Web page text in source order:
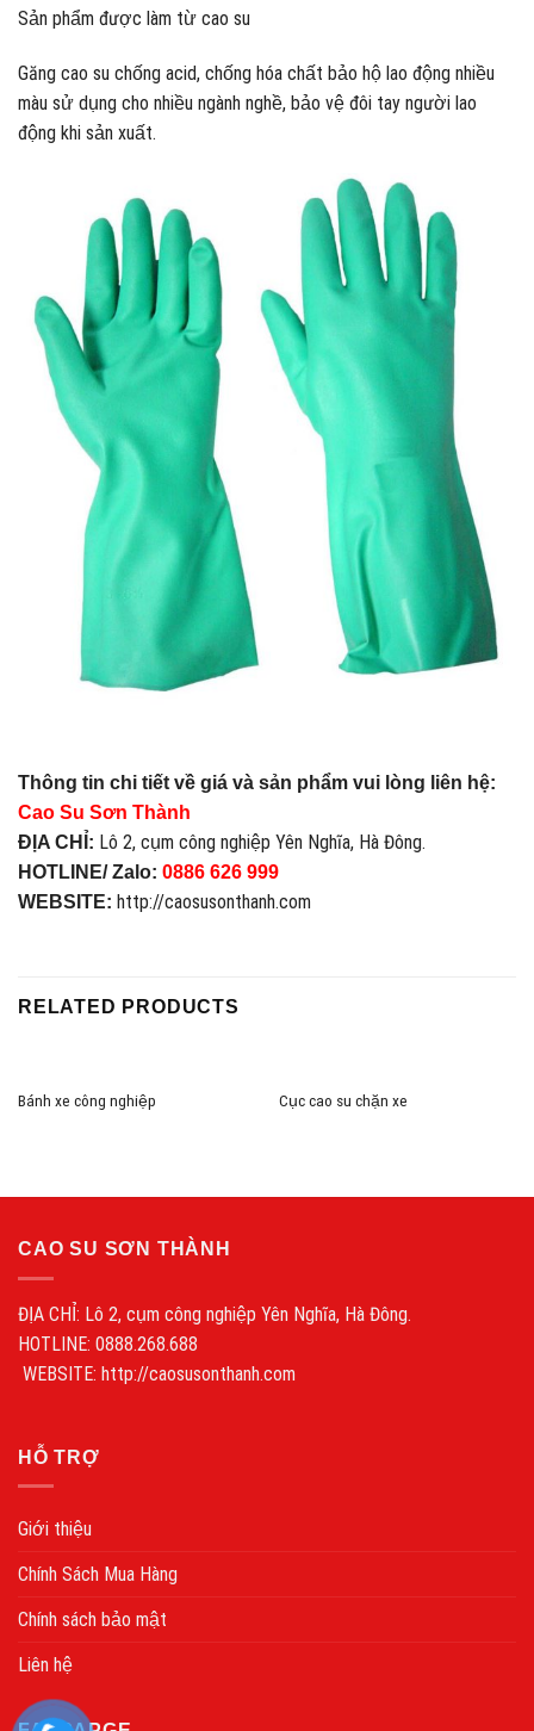
Sản phẩm được làm từ cao su
Găng cao su chống acid, chống hóa chất bảo hộ lao động nhiều
màu sử dụng cho nhiều ngành nghề, bảo vệ đôi tay người lao
động khi sản xuất.
Thông tin chi tiết về giá và sản phẩm vui lòng liên hệ:
Cao Su Sơn Thành
ĐỊA CHỈ: Lô 2, cụm công nghiệp Yên Nghĩa, Hà Đông.
HOTLINE/ Zalo: 0886 626 999
WEBSITE: http://caosusonthanh.com
RELATED PRODUCTS
Bánh xe công nghiệp Cục cao su chặn xe
CAO SU SƠN THÀNH
ĐỊA CHỈ: Lô 2, cụm công nghiệp Yên Nghĩa, Hà Đông.
HOTLINE: 0888.268.688
WEBSITE: http://caosusonthanh.com
HỖ TRỢ
Giới thiệu
Chính Sách Mua Hàng
Chính sách bảo mật
Liên hệ